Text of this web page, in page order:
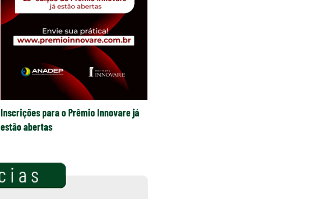
Inscrições para o Prêmio Innovare já
estão abertas